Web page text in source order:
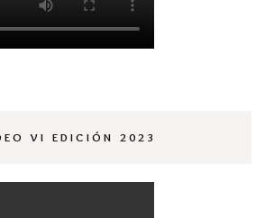
VI EDICIÓN 2023